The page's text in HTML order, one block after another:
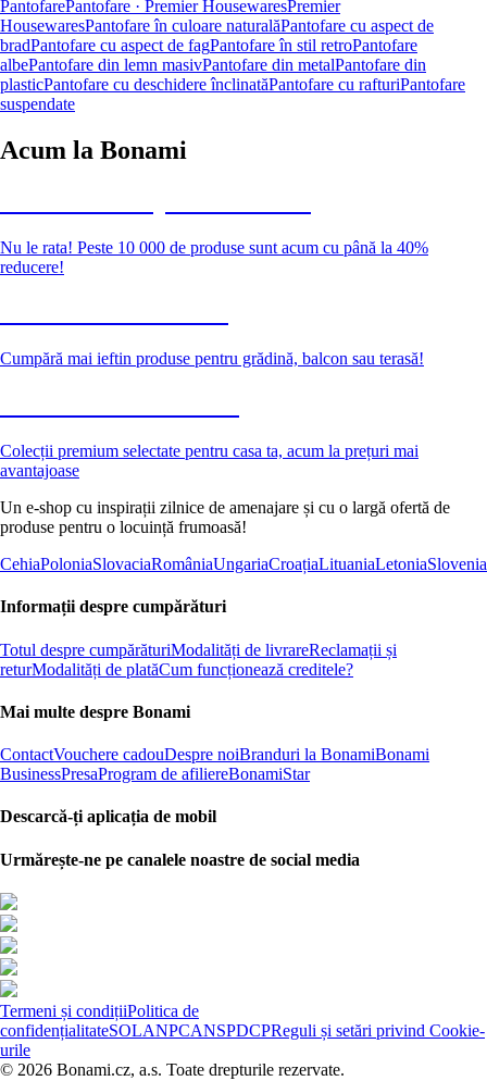
PantofarePantofare · Premier HousewaresPremier
HousewaresPantofare în culoare naturalăPantofare cu aspect de
bradPantofare cu aspect de fagPantofare în stil retroPantofare
albePantofare din lemn masivPantofare din metalPantofare din
plasticPantofare cu deschidere înclinatăPantofare cu rafturiPantofare
suspendate
Acum la Bonami
Nu le rata! Peste 10 000 de produse sunt acum cu până la 40%
reducere!
Cumpără mai ieftin produse pentru grădină, balcon sau terasă!
Colecții premium selectate pentru casa ta, acum la prețuri mai
avantajoase
Un e-shop cu inspirații zilnice de amenajare și cu o largă ofertă de
produse pentru o locuință frumoasă!
CehiaPoloniaSlovaciaRomâniaUngariaCroațiaLituaniaLetoniaSlovenia
Informații despre cumpărături
Totul despre cumpărăturiModalități de livrareReclamații și
returModalități de platăCum funcționează creditele?
Mai multe despre Bonami
ContactVouchere cadouDespre noiBranduri la BonamiBonami
BusinessPresaProgram de afiliereBonamiStar
Descarcă-ți aplicația de mobil
Urmărește-ne pe canalele noastre de social media
Termeni și condițiiPolitica de
confidențialitateSOLANPCANSPDCPReguli și setări privind Cookie-
urile
© 2026 Bonami.cz, a.s. Toate drepturile rezervate.